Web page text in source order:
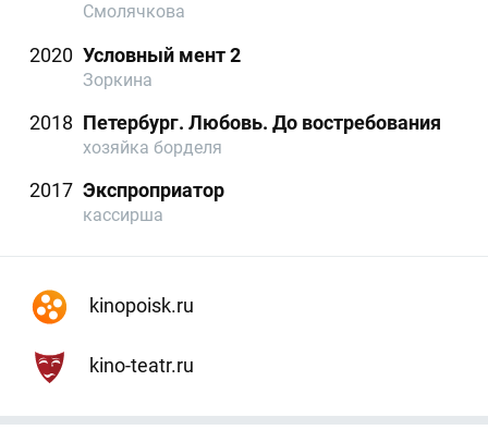
Смолячкова
2020 Условный мент 2
Зоркина
2018 Петербург. Любовь. До востребования
хозяйка борделя
2017 Экспроприатор
кассирша
kinopoisk.ru
kino-teatr.ru